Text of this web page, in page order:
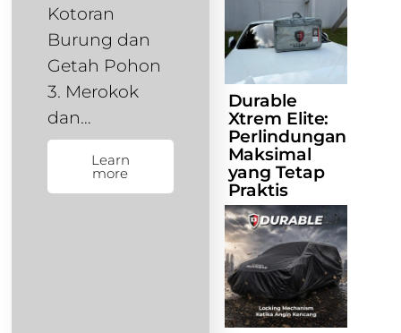
Kotoran
Burung dan
Getah Pohon
3. Merokok
dan…
Learn
more
Durable
Xtrem Elite:
Perlindungan
Maksimal
yang Tetap
Praktis